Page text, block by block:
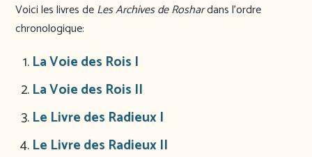
Voici les livres deLes Archives de Roshardans l’ordre
chronologique:
La Voie des Rois I
La Voie des Rois II
Le Livre des Radieux I
Le Livre des Radieux II